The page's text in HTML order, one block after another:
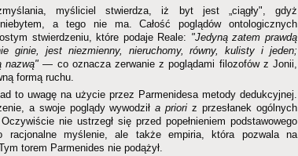
myśliciel stwierdza, iż byt jest „ciągły", gdyż
a tego nie ma. Całość poglądów ontologicznych
stwierdzeniu, które podaje Reale: "Jedyną zatem prawdą
ginie, jest niezmienny, nieruchomy, równy, kulisty i jeden;
nazwą" — co oznacza zerwanie z poglądami filozofów z Jonii,
formą ruchu.
to uwagę na użycie przez Parmenidesa metody dedukcyjnej.
a swoje poglądy wywodziła prioriz przesłanek ogólnych
nie ustrzegł się przed popełnieniem podstawowego
myślenie, ale także empiria, która pozwala na
torem Parmenides nie podążył.